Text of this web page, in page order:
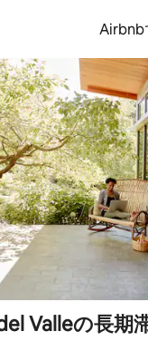
Airbnb
Valleの長期